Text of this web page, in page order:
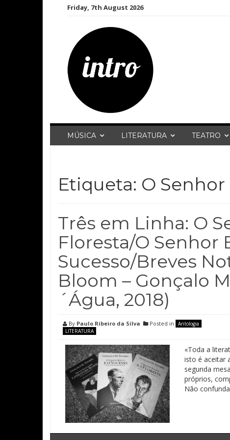
Friday, 7th August 2026
MÚSICA LITERATURA TEATRO
Etiqueta: O
Três em Linha: O
Floresta/O Senhor
Sucesso/Breves
Bloom – Gonçalo
´Água, 2018)
By Paulo Ribeiro da Silva Posted in
Antologia
LITERATURA
«Toda a
isto é aceitar
segunda
próprios,
Não